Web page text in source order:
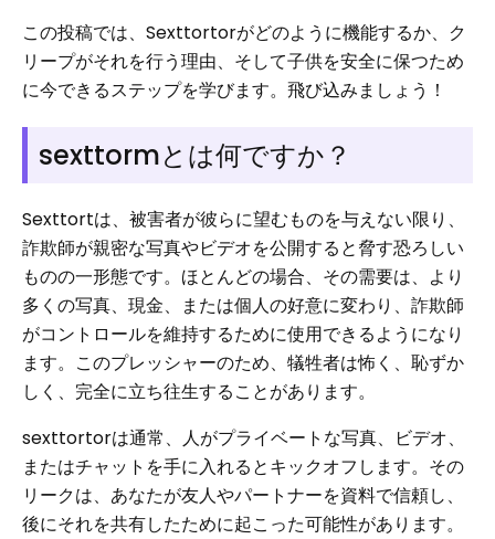
この投稿では、Sexttortorがどのように機能するか、ク
リープがそれを行う理由、そして子供を安全に保つため
に今できるステップを学びます。飛び込みましょう！
sexttormとは何ですか？
Sexttortは、被害者が彼らに望むものを与えない限り、
詐欺師が親密な写真やビデオを公開すると脅す恐ろしい
ものの一形態です。ほとんどの場合、その需要は、より
多くの写真、現金、または個人の好意に変わり、詐欺師
がコントロールを維持するために使用できるようになり
ます。このプレッシャーのため、犠牲者は怖く、恥ずか
しく、完全に立ち往生することがあります。
sexttortorは通常、人がプライベートな写真、ビデオ、
またはチャットを手に入れるとキックオフします。その
リークは、あなたが友人やパートナーを資料で信頼し、
後にそれを共有したために起こった可能性があります。